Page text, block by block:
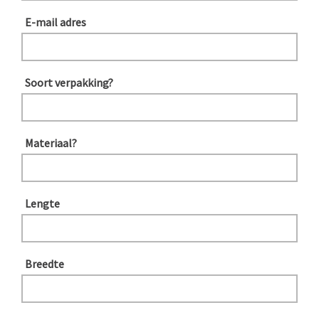
E-mail adres
Soort verpakking?
Materiaal?
Lengte
Breedte